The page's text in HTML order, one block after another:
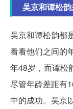
吴京和谭松
吴京和谭松韵都
看看他们之间的
年48岁，而谭松
尽管年龄差距有
中的成功。吴京